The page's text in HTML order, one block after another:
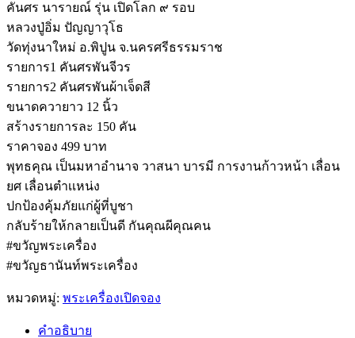
คันศร นารายณ์ รุ่น เปิดโลก ๙ รอบ
หลวงปู่อิ่ม ปัญญาวุโธ
วัดทุ่งนาใหม่ อ.พิปูน จ.นครศรีธรรมราช
รายการ1 คันศรพันจีวร
รายการ2 คันศรพันผ้าเจ็ดสี
ขนาดควายาว 12 นิ้ว
สร้างรายการละ 150 คัน
ราคาจอง 499 บาท
พุทธคุณ เป็นมหาอำนาจ วาสนา บารมี การงานก้าวหน้า เลื่อน
ยศ เลื่อนตำเเหน่ง
ปกป้องคุ้มภัยแก่ผู้ที่บูชา
กลับร้ายให้กลายเป็นดี กันคุณผีคุณคน
#ขวัญพระเครื่อง
#ขวัญธานันท์พระเครื่อง
หมวดหมู่: พระเครื่องเปิดจอง
คำอธิบาย